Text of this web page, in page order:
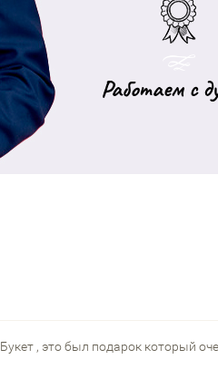
Работаем с
, это был подарок который